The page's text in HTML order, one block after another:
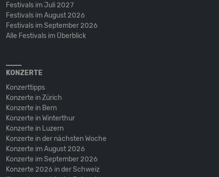
Festivals im Juli 2027
Festivals im August 2026
Festivals im September 2026
Alle Festivals im Überblick
KONZERTE
Konzerttipps
Konzerte in Zürich
Konzerte in Bern
Konzerte in Winterthur
Konzerte in Luzern
Konzerte in der nächsten Woche
Konzerte im August 2026
Konzerte im September 2026
Konzerte 2026 in der Schweiz